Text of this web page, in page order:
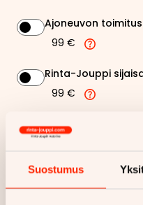
Suostumus
Ajoneuvon toimitus
99 €
Rinta-Jouppi
99 €
Näytähintaerittely